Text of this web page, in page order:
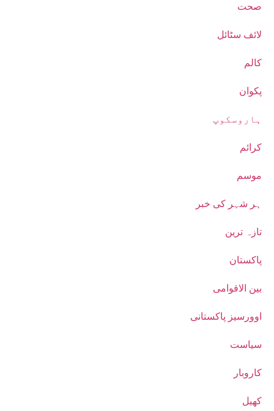
صحت
لائف سٹائل
کالم
پکوان
ہاروسکوپ
کرائم
موسم
ہر شہر کی خبر
تازہ ترین
پاکستان
بین الاقوامی
اوورسیز پاکستانی
سیاست
کاروبار
کھیل